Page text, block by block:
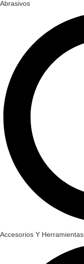
Abrasivos
Accesorios Y Herramientas